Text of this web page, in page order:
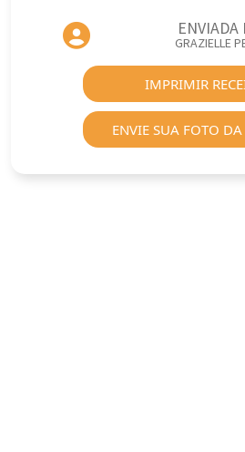
ENVIADA
GRAZIELLE
IMPRIMIR
ENVIE SUA FOTO DA